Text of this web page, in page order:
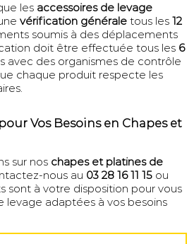
les accessoires de levage
vérification générale tous les 12
soumis à des déplacements
doit être effectuée tous les 6
avec des organismes de contrôle
chaque produit respecte les
Vos Besoins en Chapes et
sur nos chapes et platines de
nous au 03 28 16 11 15 ou
sont à votre disposition pour vous
levage adaptées à vos besoins